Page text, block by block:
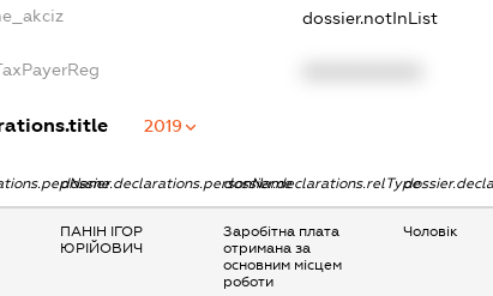
dossier.notInList
2019
dossier.declarations.personNamedossier.declarations.relType
ПАНІН ІГОР
ЮРІЙОВИЧ
Заробітна плата
отримана за
основним місцем
роботи
Чоловік